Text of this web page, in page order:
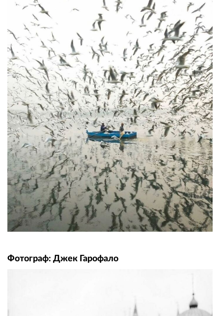
Фотограф: Джек Гарофало